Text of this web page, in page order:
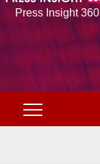
Press Insight 360